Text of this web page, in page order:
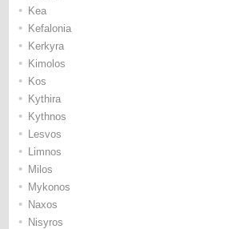
• Kea
• Kefalonia
• Kerkyra
• Kimolos
• Kos
• Kythira
• Kythnos
• Lesvos
• Limnos
• Milos
• Mykonos
• Naxos
• Nisyros